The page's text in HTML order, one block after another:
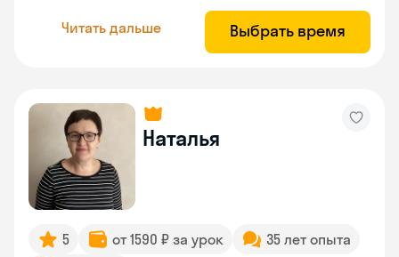
Читать дальше Выбрать время
Наталья
5 от 1590 ₽ за урок
35 лет опыта